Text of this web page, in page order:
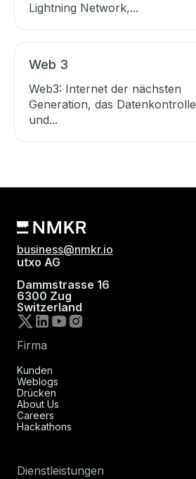
Lightning Network,...
Web 3
Web3: Internet der nächsten
Generation, das Datenkontrolle
und...
business@nmkr.io
utxo AG
Dammstrasse 16
6300 Zug
Switzerland
Firma
Kunden
Weblogs
Drücken
About Us
Careers
Hackathons
Dienstleistungen